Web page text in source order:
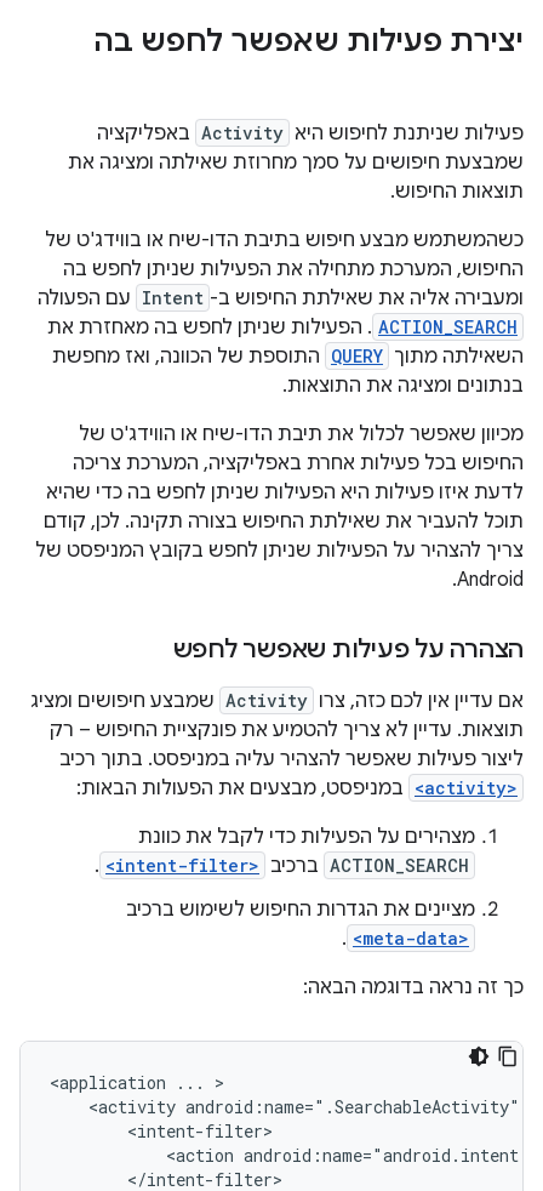
יצירת פעילות שאפשר לחפש בה
פעילות שניתנת לחיפוש היא Activity באפליקציה
שמבצעת חיפושים על סמך מחרוזת שאילתה ומציגה את
תוצאות החיפוש.
כשהמשתמש מבצע חיפוש בתיבת הדו-שיח או בווידג'ט של
החיפוש, המערכת מתחילה את הפעילות שניתן לחפש בה
ומעבירה אליה את שאילתת החיפוש ב- Intent עם הפעולה
ACTION_SEARCH . הפעילות שניתן לחפש בה מאחזרת את
השאילתה מתוך QUERY התוספת של הכוונה, ואז מחפשת
בנתונים ומציגה את התוצאות.
מכיוון שאפשר לכלול את תיבת הדו-שיח או הווידג'ט של
החיפוש בכל פעילות אחרת באפליקציה, המערכת צריכה
לדעת איזו פעילות היא הפעילות שניתן לחפש בה כדי שהיא
תוכל להעביר את שאילתת החיפוש בצורה תקינה. לכן, קודם
צריך להצהיר על הפעילות שניתן לחפש בקובץ המניפסט של
Android.
הצהרה על פעילות שאפשר לחפש
אם עדיין אין לכם כזה, צרו Activity שמבצע חיפושים ומציג
תוצאות. עדיין לא צריך להטמיע את פונקציית החיפוש – רק
ליצור פעילות שאפשר להצהיר עליה במניפסט. בתוך רכיב
<activity> במניפסט, מבצעים את הפעולות הבאות:
מצהירים על הפעילות כדי לקבל את כוונת
ACTION_SEARCH ברכיב <intent-filter>
.
מציינים את הגדרות החיפוש לשימוש ברכיב
<meta-data>
.
כך זה נראה בדוגמה הבאה:
<application ...
<activity android:name=".SearchableActivity"
<action